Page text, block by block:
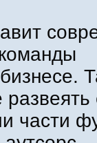
части